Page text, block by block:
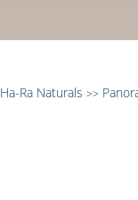
Ha-Ra Naturals >>